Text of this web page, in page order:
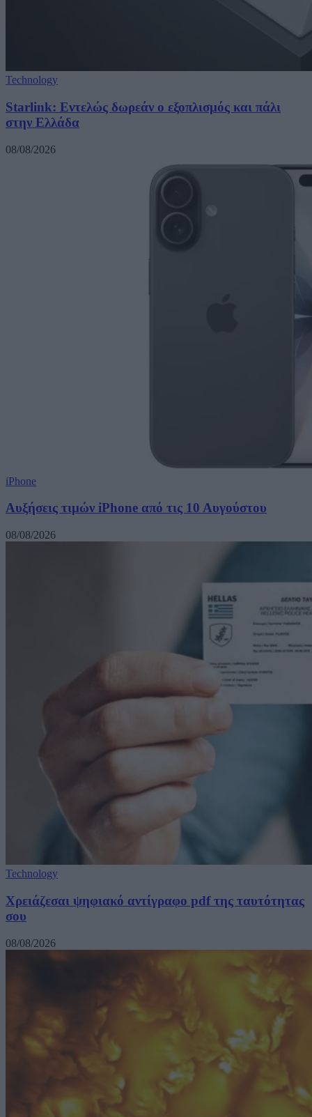
Technology
Starlink: Εντελώς δωρεάν ο εξοπλισμός και πάλι
στην Ελλάδα
08/08/2026
iPhone
Αυξήσεις τιμών iPhone από τις 10 Αυγούστου
08/08/2026
Technology
Χρειάζεσαι ψηφιακό αντίγραφο pdf της ταυτότητας
σου
08/08/2026